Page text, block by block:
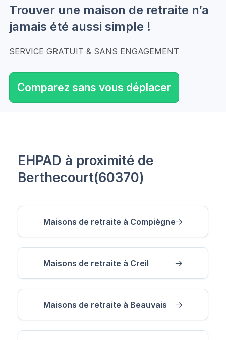
Trouver une maison de retraite n’a
jamais été aussi simple !
SERVICE GRATUIT & SANS ENGAGEMENT
Comparez sans vous déplacer
EHPAD à proximité de
Berthecourt(60370)
Maisons de retraite à Compiègne
Maisons de retraite à Creil
Maisons de retraite à Beauvais